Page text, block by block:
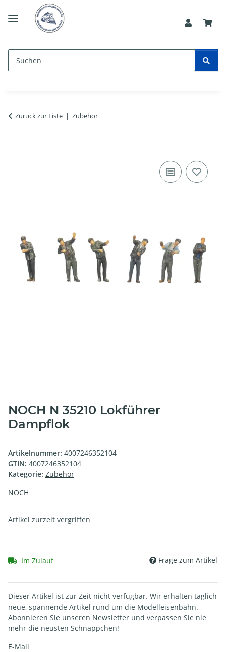
Zurück zur Liste Zubehör
NOCH N 35210 Lokführer
Dampflok
Artikelnummer: 4007246352104
GTIN: 4007246352104
Kategorie: Zubehör
NOCH
Artikel zurzeit vergriffen
Im Zulauf Frage zum Artikel
Dieser Artikel ist zur Zeit nicht verfügbar. Wir erhalten täglich
neue, spannende Artikel rund um die Modelleisenbahn.
Abonnieren Sie unseren Newsletter und verpassen Sie nie
mehr die neusten Schnäppchen!
E-Mail